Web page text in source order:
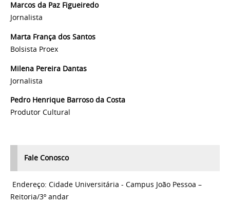
Marcos da Paz Figueiredo
Jornalista
Marta França dos Santos
Bolsista Proex
Milena Pereira Dantas
Jornalista
Pedro Henrique Barroso da Costa
Produtor Cultural
Fale Conosco
Endereço: Cidade Universitária - Campus João Pessoa –
Reitoria/3º andar